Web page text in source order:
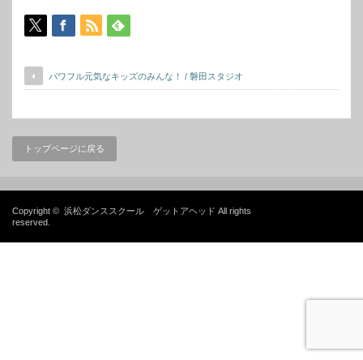
パワフル元気なキッズのみんな！ / 磐田スタジオ
トップページに戻る
Copyright © 浜松ダンススクール ゲットアヘッド All rights
reserved.